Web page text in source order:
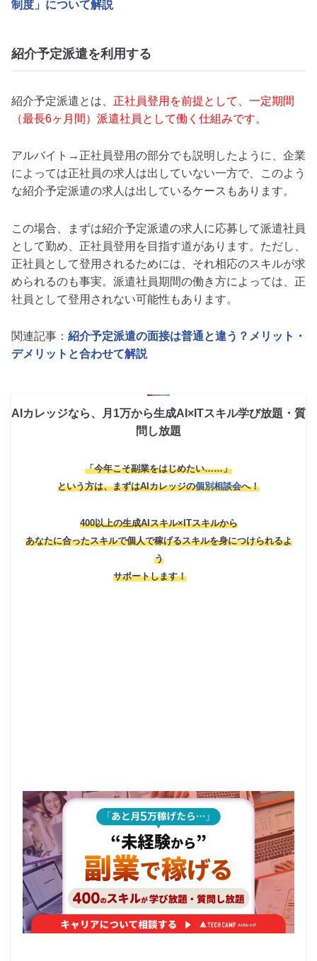
制度」について解説
紹介予定派遣を利用する
紹介予定派遣とは、 正社員登用を前提として、一定期間
（最長6ヶ月間）派遣社員として働く仕組みです。
アルバイト→正社員登用の部分でも説明したように、企業
によっては正社員の求人は出していない一方で、このよう
な紹介予定派遣の求人は出しているケースもあります。
この場合、まずは紹介予定派遣の求人に応募して派遣社員
として勤め、正社員登用を目指す道があります。ただし、
正社員として登用されるためには、それ相応のスキルが求
められるのも事実。派遣社員期間の働き方によっては、正
社員として登用されない可能性もあります。
関連記事： 紹介予定派遣の面接は普通と違う？メリット・
デメリットと合わせて解説
AIカレッジなら、月1万から生成AI×ITスキル学び放題・質
問し放題
「今年こそ副業をはじめたい……」
という方は、まずはAIカレッジの個別相談会へ！
400以上の生成AIスキル×ITスキルから
あなたに合ったスキルで個人で稼げるスキルを身につけられるよ
う
サポートします！